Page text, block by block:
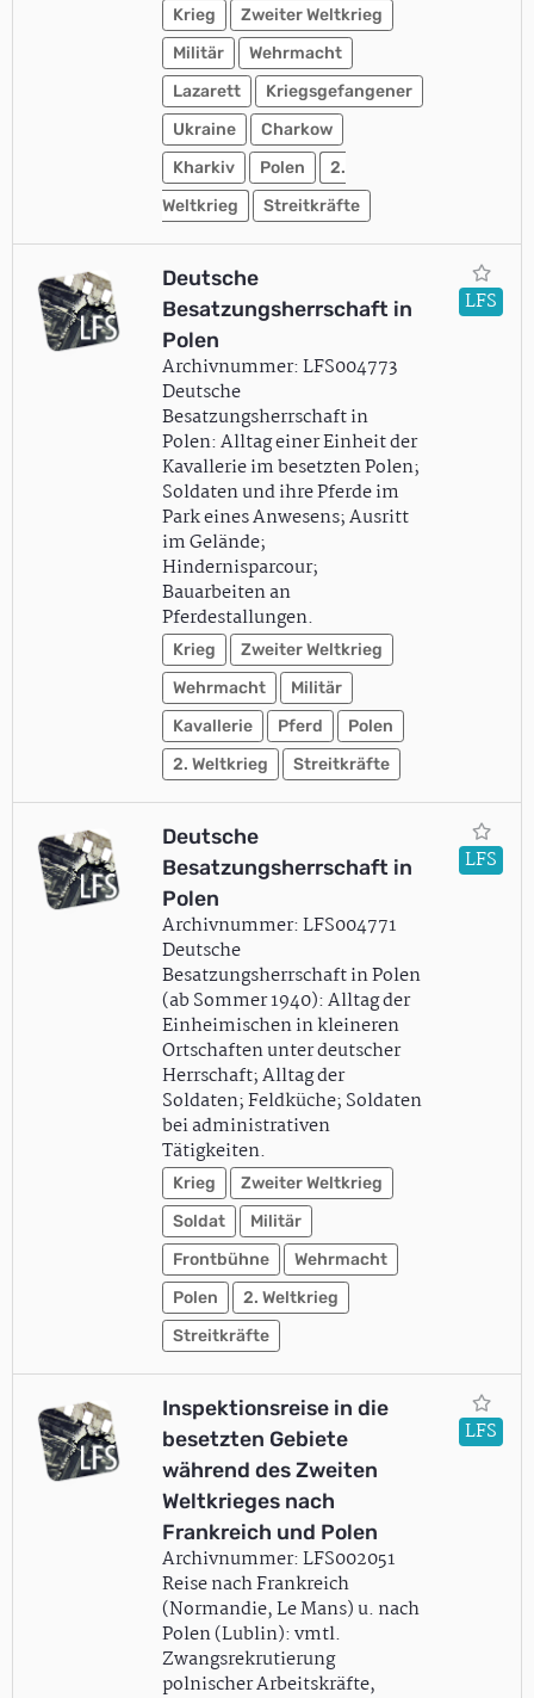
Krieg
Zweiter Weltkrieg
Militär
Wehrmacht
Lazarett
Kriegsgefangener
Ukraine
Charkow
Kharkiv
Polen
2.
Weltkrieg
Streitkräfte
Deutsche
Besatzungsherrschaft in
Polen
Archivnummer: LFS004773
Deutsche
Besatzungsherrschaft in
Polen: Alltag einer Einheit der
Kavallerie im besetzten Polen;
Soldaten und ihre Pferde im
Park eines Anwesens; Ausritt
im Gelände;
Hindernisparcour;
Bauarbeiten an
Pferdestallungen.
Krieg
Zweiter Weltkrieg
Wehrmacht
Militär
Kavallerie
Pferd
Polen
2. Weltkrieg
Streitkräfte
LFS
Deutsche
Besatzungsherrschaft in
Polen
Archivnummer: LFS004771
Deutsche
Besatzungsherrschaft in Polen
(ab Sommer 1940): Alltag der
Einheimischen in kleineren
Ortschaften unter deutscher
Herrschaft; Alltag der
Soldaten; Feldküche; Soldaten
bei administrativen
Tätigkeiten.
Krieg
Zweiter Weltkrieg
Soldat
Militär
Frontbühne
Wehrmacht
Polen
2. Weltkrieg
Streitkräfte
LFS
Inspektionsreise in die
besetzten Gebiete
während des Zweiten
Weltkrieges nach
Frankreich und Polen
Archivnummer: LFS002051
Reise nach Frankreich
(Normandie, Le Mans) u. nach
Polen (Lublin): vmtl.
Zwangsrekrutierung
polnischer Arbeitskräfte,
LFS